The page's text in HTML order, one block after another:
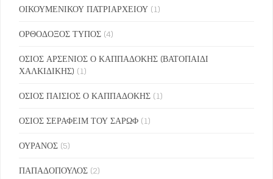
ΟΙΚΟΥΜΕΝΙΚΟΥ ΠΑΤΡΙΑΡΧΕΙΟΥ (1)
ΟΡΘΟΔΟΞΟΣ ΤΥΠΟΣ (4)
ΟΣΙΟΣ ΑΡΣΕΝΙΟΣ Ο ΚΑΠΠΑΔΟΚΗΣ (ΒΑΤΟΠΑΙΔΙ
ΧΑΛΚΙΔΙΚΗΣ) (1)
ΟΣΙΟΣ ΠΑΙΣΙΟΣ Ο ΚΑΠΠΑΔΟΚΗΣ (1)
ΟΣΙΟΣ ΣΕΡΑΦΕΙΜ ΤΟΥ ΣΑΡΩΦ (1)
ΟΥΡΑΝΟΣ (5)
ΠΑΠΑΔΟΠΟΥΛΟΣ (2)